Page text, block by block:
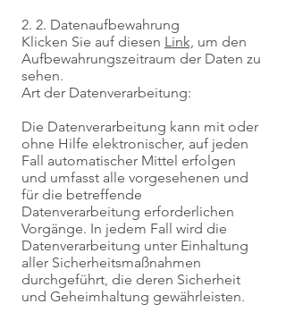
2. 2. Datenaufbewahrung
Klicken Sie auf diesen Link, um den
Aufbewahrungszeitraum der Daten zu
sehen.
Art der Datenverarbeitung:
Die Datenverarbeitung kann mit oder
ohne Hilfe elektronischer, auf jeden
Fall automatischer Mittel erfolgen
und umfasst alle vorgesehenen und
für die betreffende
Datenverarbeitung erforderlichen
Vorgänge. In jedem Fall wird die
Datenverarbeitung unter Einhaltung
aller Sicherheitsmaßnahmen
durchgeführt, die deren Sicherheit
und Geheimhaltung gewährleisten.